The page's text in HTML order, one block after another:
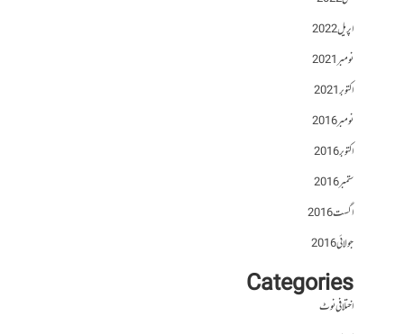
اپریل 2022
نومبر 2021
اکتوبر 2021
نومبر 2016
اکتوبر 2016
ستمبر 2016
اگست 2016
جولائی 2016
Categories
اختلافی نوٹ